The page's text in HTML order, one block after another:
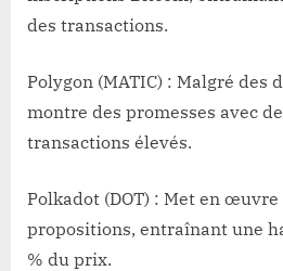
des transactions.
Polygon (MATIC) : Malgré des
montre des promesses avec
transactions élevés.
Polkadot (DOT) : Met en
propositions, entraînant une
% du prix.